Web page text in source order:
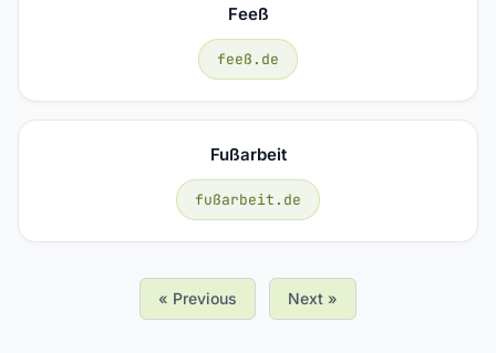
Feeß
feeß.de
Fußarbeit
fußarbeit.de
« Previous Next »